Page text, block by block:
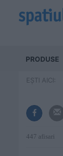
PRODUSE
EȘTI AICI:
447 afisari